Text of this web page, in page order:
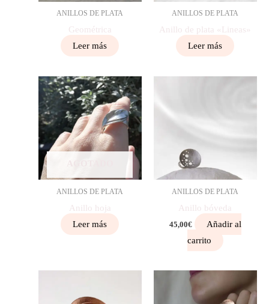
ANILLOS DE PLATA
Geométrica
Leer más
ANILLOS DE PLATA
Anillo de plata «Lineas»
Leer más
ANILLOS DE PLATA
Anillo hoja
Leer más
ANILLOS DE PLATA
Anillo bóveda
45,00€
Añadir al
carrito